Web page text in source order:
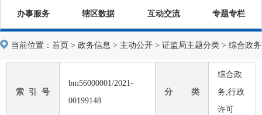
办事服务 辖区数据 互动交流 专题专栏
当前位置： 首页 > 政务信息 > 主动公开 > 证监局主题分类 > 综合政务
索 引 号
bm56000001/2021-
00199148
分 类
综合政
务;行政
许可